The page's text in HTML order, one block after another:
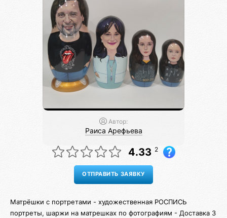
Автор:
Раиса Арефьева
4.33 2
Матрёшки с портретами - художественная РОСПИСЬ
портреты, шаржи на матрешках по фотографиям - Доставка 3